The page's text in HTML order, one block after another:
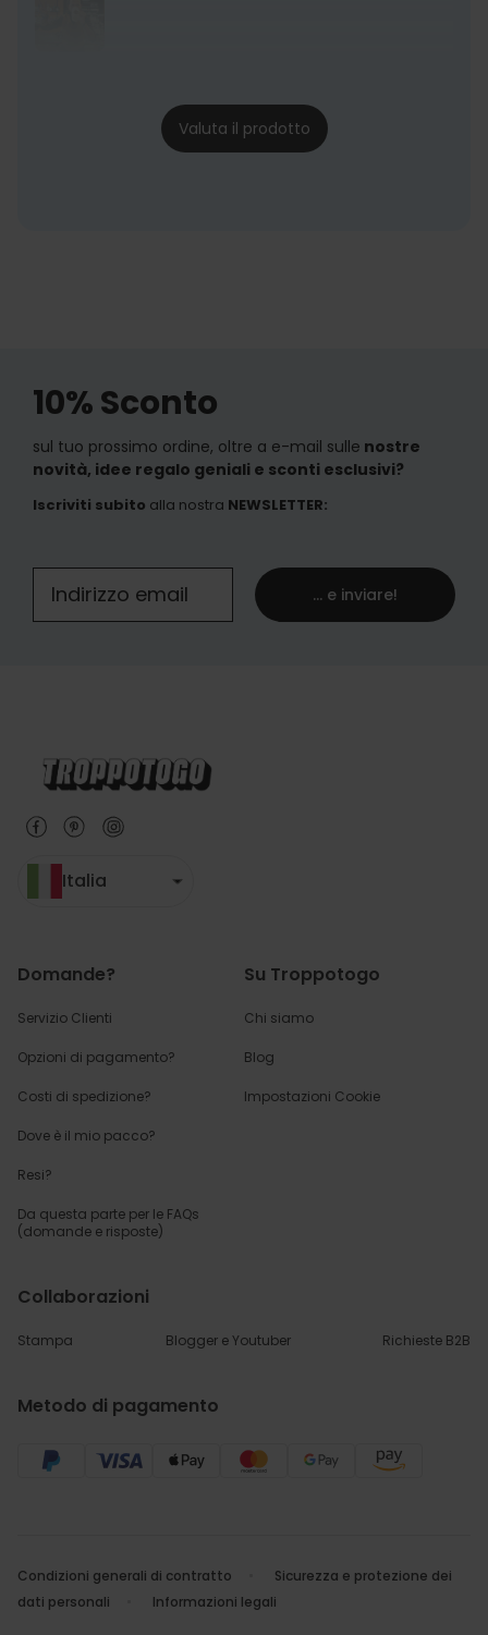
Valuta il prodotto
10% Sconto
sul tuo prossimo ordine, oltre a e-mail sulle nostre
novità, idee regalo geniali e sconti esclusivi?
Iscriviti subito alla nostra NEWSLETTER:
... e inviare!
Italia
Domande?
Servizio Clienti
Opzioni di pagamento?
Costi di spedizione?
Dove è il mio pacco?
Resi?
Da questa parte per le FAQs
(domande e risposte)
Su Troppotogo
Chi siamo
Blog
Impostazioni Cookie
Collaborazioni
Stampa Blogger e Youtuber Richieste B2B
Metodo di pagamento
Condizioni generali di contratto
Sicurezza e protezione dei
dati personali
Informazioni legali